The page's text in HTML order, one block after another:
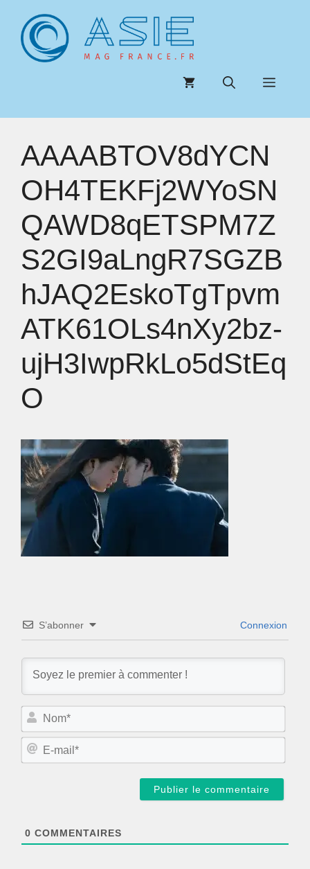
contenu
Menu
AAAABTOV8dYCN
OH4TEKFj2WYoSN
QAWD8qETSPM7Z
S2GI9aLngR7SGZB
hJAQ2EskoTgTpvm
ATK61OLs4nXy2bz-
ujH3IwpRkLo5dStEq
O
S’abonner Connexion
N
m
E
0 COMMENTAIRES